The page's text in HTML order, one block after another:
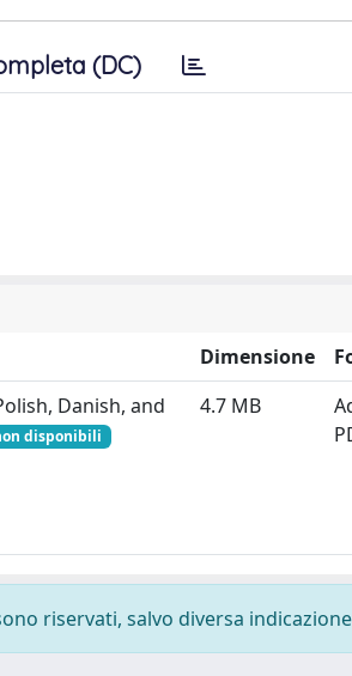
(DC)
Dimensione
Danish, and
disponibili
4.7 MB
riservati, salvo diversa